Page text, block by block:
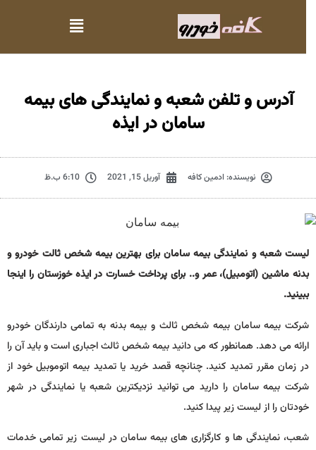
آدرس و تلفن شعبه و نمایندگی های بیمه
سامان در ایذه
نویسنده:ادمین کافه آوریل 15, 2021 6:10 ب.ظ
لیست شعبه و نمایندگی بیمه سامان برای بهترین بیمه شخص ثالت خودرو و
بدنه ماشین (اتومبیل)، عمر و.. برای پرداخت خسارت در ایذه خوزستان را اینجا
ببینید.
شرکت بیمه سامان بیمه شخص ثالث و بیمه بدنه به تمامی دارندگان خودرو
ارائه می دهد. همانطور که می دانید بیمه شخص ثالث اجباری است و باید آن را
در زمان مقرر تمدید کنید. چنانچه قصد خرید یا تمدید بیمه اتوموبیل خود از
شرکت بیمه سامان را دارید می توانید نزدیکترین شعبه یا نمایندگی در شهر
خودتان را از لیست زیر پیدا کنید.
شعب، نمایندگی ها و کارگزاری های بیمه سامان در لیست زیر تمامی خدمات